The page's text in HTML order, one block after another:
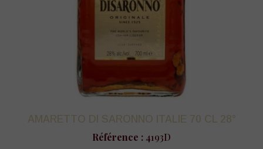
AMARETTO DI SARONNO ITALIE 70 CL 28°
Référence : 4193D